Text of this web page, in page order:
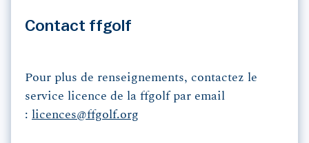
Contact ffgolf
Pour plus de renseignements, contactez le
service licence de la ffgolf par email
: licences@ffgolf.org